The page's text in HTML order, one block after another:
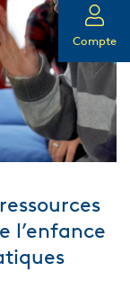
Compte
l’enfance